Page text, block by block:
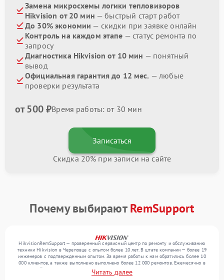
Замена микросхемы логики тепловизоров
Hikvision от 20 мин — быстрый старт работ
До 30% экономии — скидки при заявке онлайн
Контроль на каждом этапе — статус ремонта по
запросу
Диагностика Hikvision от 10 мин — понятный
вывод
Официальная гарантия до 12 мес. — любые
проверки результата
от 500 ₽Время работы: от 30 мин
Записаться
Скидка 20% при записи на сайте
Почему выбираютRemSupport
HikvisionRemSupport — проверенный сервисный центр по ремонту и обслуживанию
техники Hikvision в Череповце с опытом более 10 лет. В штате компании — более 19
инженеров с подтвержденным опытом. За время работы к нам обратились более 10
000 клиентов, а также выполнено выполнено более 12 000 ремонтов. Ежемесячно в
сервисный центр поступает свыше 300 единиц техники, включая , , . Мы работаем с
широким спектром неисправностей и предлагаем стабильный уровень сервиса
Читать далее